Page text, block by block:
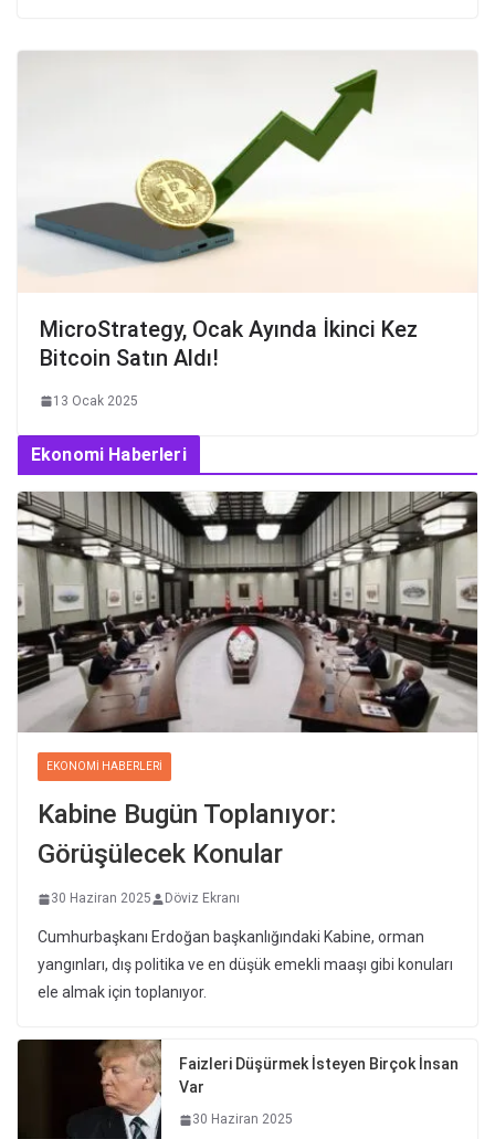
MicroStrategy, Ocak Ayında İkinci Kez
Bitcoin Satın Aldı!
13 Ocak 2025
Ekonomi Haberleri
EKONOMI HABERLERI
Kabine Bugün Toplanıyor:
Görüşülecek Konular
30 Haziran 2025 Döviz Ekranı
Cumhurbaşkanı Erdoğan başkanlığındaki Kabine, orman
yangınları, dış politika ve en düşük emekli maaşı gibi konuları
ele almak için toplanıyor.
Faizleri Düşürmek İsteyen Birçok İnsan
Var
30 Haziran 2025